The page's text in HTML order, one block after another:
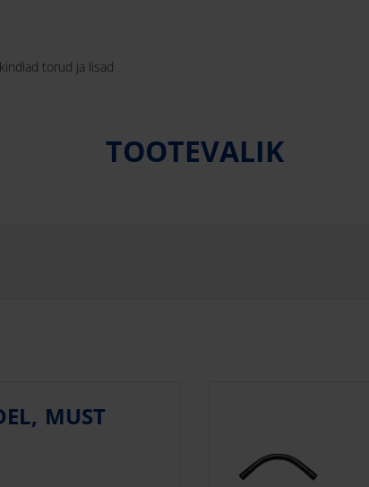
torud ja lisad
TOOTEVALIK
MUST